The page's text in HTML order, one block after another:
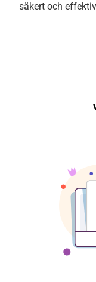
säkert och